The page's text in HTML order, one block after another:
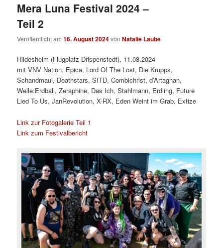
Mera Luna Festival 2024 –
Teil 2
Veröffentlicht am16. August 2024vonNatalie Laube
Hildesheim (Flugplatz Drispenstedt), 11.08.2024
mit VNV Nation, Epica, Lord Of The Lost, Die Krupps,
Schandmaul, Deathstars, SITD, Combichrist, d’Artagnan,
Welle:Erdball, Zeraphine, Das Ich, Stahlmann, Erdling, Future
Lied To Us, JanRevolution, X-RX, Eden Weint im Grab, Extize
Link zur Fotogalerie Teil 1
Link zum Festivalbericht